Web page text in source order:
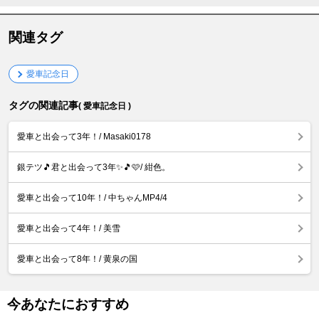
関連タグ
愛車記念日
タグの関連記事( 愛車記念日 )
愛車と出会って3年！/ Masaki0178
銀テツ🎵君と出会って3年✨️🎵🩷/ 紺色。
愛車と出会って10年！/ 中ちゃんMP4/4
愛車と出会って4年！/ 美雪
愛車と出会って8年！/ 黄泉の国
今あなたにおすすめ